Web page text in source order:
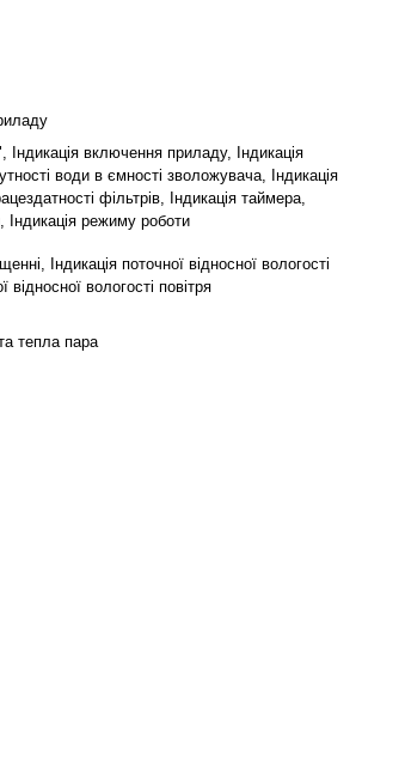
Індикація включення приладу, Індикація
води в ємності зволожувача, Індикація
фільтрів, Індикація таймера,
Індикація режиму роботи
Індикація поточної відносної вологості
відносної вологості повітря
тепла пара